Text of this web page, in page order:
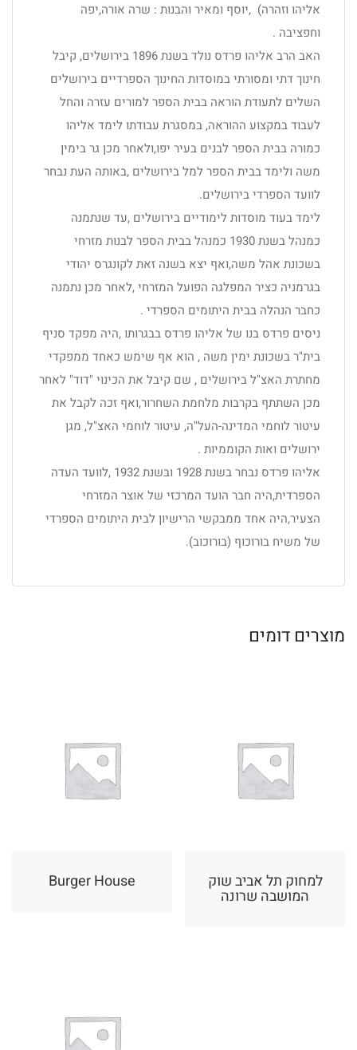
אליהו וזהרה) ,יוסף ומאיר והבנות : שרה אורה,יפה
וחפציבה .
האב הרב אליהו פרדס נולד בשנת 1896 בירושלים, קיבל
חינוך דתי ומסורתי במוסדות החינוך הספרדיים בירושלים
השלים לתעודת הוראה בבית הספר למורים עזרה והחל
לעבוד במקצוע ההוראה, במסגרת עבודתו לימד אליהו
כמורה בבית הספר לבנים בעיר יפו,ולאחר מכן גר בימין
משה ולימד בבית הספר למל בירושלים ,באותה העת נבחר
לוועד הספרדי בירושלים.
לימד בעוד מוסדות לימודיים בירושלים ,עד שנתמנה
כמנהל בשנת 1930 כמנהל בבית הספר לבנות מזרחי
בשכונת אהל משה,ואף יצא בשנה זאת לקונגרס יהודי
בגרמניה כציר המפלגה הפועל המזרחי ,לאחר מכן נתמנה
כחבר הנהלה בבית היתומים הספרדי .
ניסים פרדס בנו של אליהו פרדס בבגרותו ,היה מפקד סניף
בית"ר בשכונת ימין משה , הוא אף שימש כאחד ממפקדי
מחתרת האצ"ל בירושלים , שם קיבל את הכינוי "דוד" לאחר
מכן השתתף בקרבות מלחמת השחרור,ואף זכה לקבל את
עיטור לוחמי המדינה-העל"ה, עיטור לוחמי האצ"ל, מגן
ירושלים ואות הקוממיות .
אליהו פרדס נבחר בשנת 1928 ובשנת 1932 ,לוועד העדה
הספרדית,היה חבר הועד המרכזי של אוצר המזרחי
הצעיר,היה אחד ממבקשי הרישיון לבית היתומים הספרדי
של משיח בורוכוף (בורוכוב).
מוצרים דומים
Burger House למחוק תל אביב שוק
המושבה שרונה